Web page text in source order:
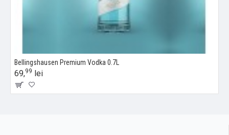
Bellingshausen Premium Vodka 0.7L
69,99 lei